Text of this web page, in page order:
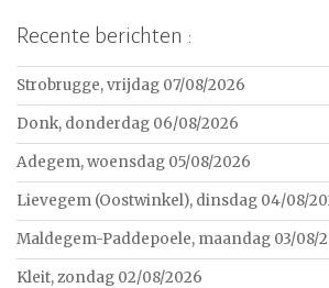
Recente berichten :
Strobrugge, vrijdag 07/08/2026
Donk, donderdag 06/08/2026
Adegem, woensdag 05/08/2026
Lievegem (Oostwinkel), dinsdag 04/08/
Maldegem-Paddepoele, maandag 03/08/
Kleit, zondag 02/08/2026